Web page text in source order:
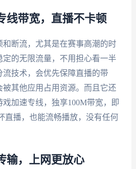
线带宽，直播不卡顿
断流，尤其是在赛事高潮的时
定的无限流量，不用担心看一半
流技术，会优先保障直播的带
其他应用占用资源。而且它还
加速专线，独享100M带宽，即
直播，也能流畅播放，没有任何
输，上网更放心